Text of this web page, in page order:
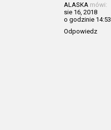
ALASKA mówi:
sie 16, 2018
o godzinie 14:53
Odpowiedz